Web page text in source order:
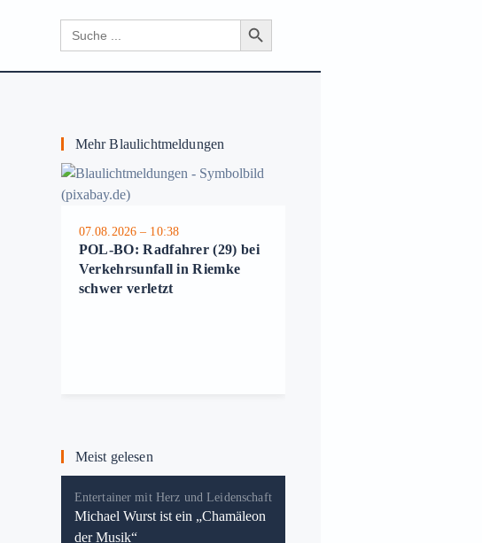
Search
for:
Search Button
Mehr Blaulichtmeldungen
07.08.2026 – 10:38
POL-BO: Radfahrer (29) bei
Verkehrsunfall in Riemke
schwer verletzt
Meist gelesen
Entertainer mit Herz und Leidenschaft
Michael Wurst ist ein „Chamäleon
der Musik“